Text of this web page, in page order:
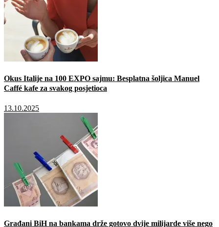
Okus Italije na 100 EXPO sajmu: Besplatna šoljica Manuel
Caffé kafe za svakog posjetioca
13.10.2025
Građani BiH na bankama drže gotovo dvije milijarde više nego